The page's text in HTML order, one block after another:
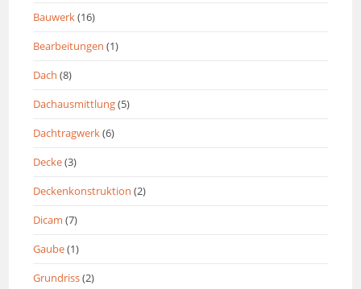
Bauwerk(16)
Bearbeitungen (1)
Dach (8)
Dachausmittlung(5)
Dachtragwerk(6)
Decke(3)
Deckenkonstruktion (2)
Dicam (7)
Gaube(1)
Grundriss(2)